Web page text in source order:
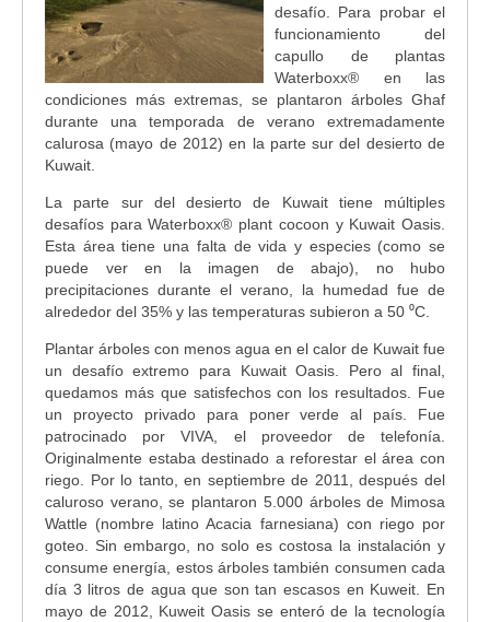
desafío. Para probar el
funcionamiento del
capullo de plantas
Waterboxx® en las
condiciones más extremas, se plantaron árboles Ghaf
durante una temporada de verano extremadamente
calurosa (mayo de 2012) en la parte sur del desierto de
Kuwait.
La parte sur del desierto de Kuwait tiene múltiples
desafíos para Waterboxx® plant cocoon y Kuwait Oasis.
Esta área tiene una falta de vida y especies (como se
puede ver en la imagen de abajo), no hubo
precipitaciones durante el verano, la humedad fue de
alrededor del 35% y las temperaturas subieron a 50 ⁰C.
Plantar árboles con menos agua en el calor de Kuwait fue
un desafío extremo para Kuwait Oasis. Pero al final,
quedamos más que satisfechos con los resultados. Fue
un proyecto privado para poner verde al país. Fue
patrocinado por VIVA, el proveedor de telefonía.
Originalmente estaba destinado a reforestar el área con
riego. Por lo tanto, en septiembre de 2011, después del
caluroso verano, se plantaron 5.000 árboles de Mimosa
Wattle (nombre latino Acacia farnesiana) con riego por
goteo. Sin embargo, no solo es costosa la instalación y
consume energía, estos árboles también consumen cada
día 3 litros de agua que son tan escasos en Kuweit. En
mayo de 2012, Kuweit Oasis se enteró de la tecnología